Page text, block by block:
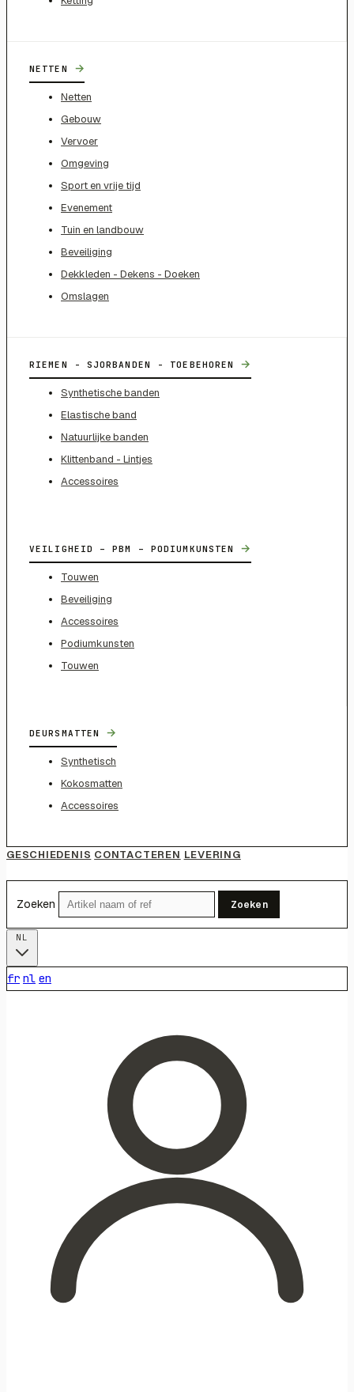
NETTEN →
Netten
Gebouw
Vervoer
Omgeving
Sport en vrije tijd
Evenement
Tuin en landbouw
Beveiliging
Dekkleden - Dekens - Doeken
Omslagen
RIEMEN - SJORBANDEN - TOEBEHOREN →
Synthetische banden
Elastische band
Natuurlijke banden
Klittenband - Lintjes
Accessoires
VEILIGHEID – PBM – PODIUMKUNSTEN →
Touwen
Beveiliging
Accessoires
Podiumkunsten
Touwen
DEURSMATTEN →
Synthetisch
Kokosmatten
Accessoires
GESCHIEDENIS CONTACTEREN LEVERING
Zoeken Zoeken
fr nl en